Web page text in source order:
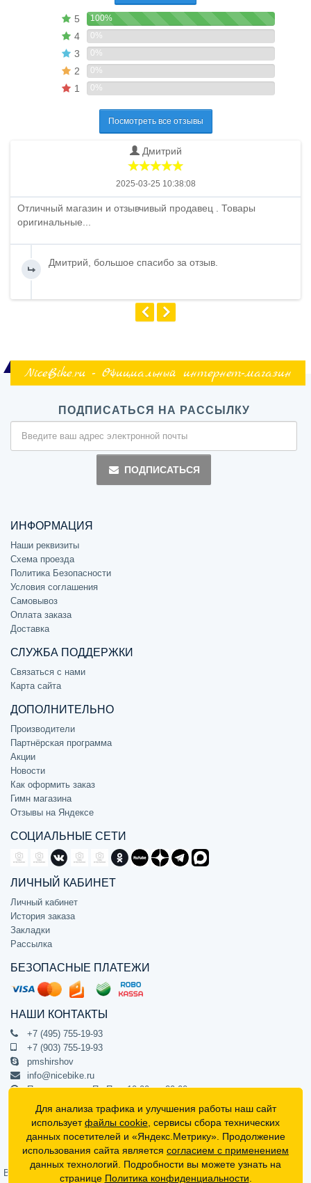
5 100%
4 0%
3 0%
2 0%
1 0%
Посмотреть все отзывы
Дмитрий
2025-03-25 10:38:08
Отличный магазин и отзывчивый продавец . Товары
оригинальные...
Дмитрий, большое спасибо за отзыв.
NiceBike.ru - Официальный интернет-магазин
ПОДПИСАТЬСЯ НА РАССЫЛКУ
ПОДПИСАТЬСЯ
ИНФОРМАЦИЯ
Наши реквизиты
Схема проезда
Политика Безопасности
Условия соглашения
Самовывоз
Оплата заказа
Доставка
СЛУЖБА ПОДДЕРЖКИ
Связаться с нами
Карта сайта
ДОПОЛНИТЕЛЬНО
Производители
Партнёрская программа
Акции
Новости
Как оформить заказ
Гимн магазина
Отзывы на Яндексе
СОЦИАЛЬНЫЕ СЕТИ
ЛИЧНЫЙ КАБИНЕТ
Личный кабинет
История заказа
Закладки
Рассылка
БЕЗОПАСНЫЕ ПЛАТЕЖИ
НАШИ КОНТАКТЫ
+7 (495) 755-19-93
+7 (903) 755-19-93
pmshirshov
info@nicebike.ru
Прием звонков Пн-Пт с 10:00 до 20:00
ПВЗ Пн-Пт с 10:00 до 20:00
г. Москва, ул. Барклая 13с1
подъезд 1, цокольный этаж, офис 1
Официальный интернет-магазин NiceBike © 2012 - 2026
Вся информация на сайте носит ознакомительный характер, не
Для анализа трафика и улучшения работы наш сайт
используетфайлы cookie , сервисы сбора технических
данных посетителей и «Яндекс.Метрику». Продолжение
использования сайта является согласием с применением
данных технологий. Подробности вы можете узнать на
странице Политика конфиденциальности